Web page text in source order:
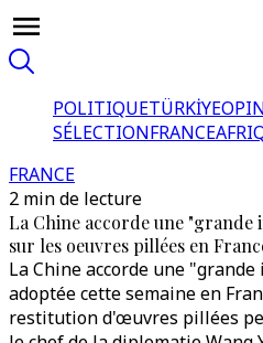
POLITIQUETÜRKİYE
SÉLECTIONFRANCE
FRANCE
2 min de lecture
La Chine accorde une "grande
sur les oeuvres pillées en
La Chine accorde une
adoptée cette semaine en
restitution d'œuvres pillées